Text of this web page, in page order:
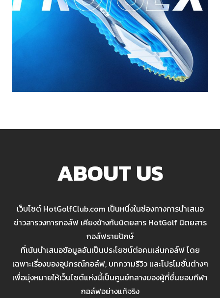
ABOUT US
เว็บไซต์ HotGolfClub.com เป็นหนึ่งในช่องทางการนำเสนอ
ข่าวสารวงการกอล์ฟ เคียงข้างกับนิตยสาร HotGolf นิตยสาร
กอล์ฟรายปักษ์
ที่เน้นนำเสนอข้อมูลอันเป็นประโยชน์ต่อคนเล่นกอล์ฟ โดย
เฉพาะเรื่องของอุปกรณ์กอล์ฟ, บทความรีวิว และโปรโมชั่นต่างๆ
เพื่อมุ่งหมายให้เว็บไซต์แห่งนี้เป็นศูนย์กลางของผู้ที่ชื่นชอบกีฬา
กอล์ฟอย่างแท้จริง